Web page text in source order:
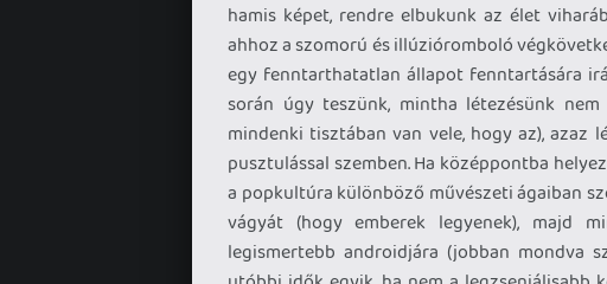
hamis képet, rendre elbukunk az élet
ahhoz a szomorú és illúzióromboló
egy fenntarthatatlan állapot fenntartására
során úgy teszünk, mintha létezésünk
mindenki tisztában van vele, hogy az), azaz
pusztulással szemben. Ha középpontba
a popkultúra különböző művészeti ágaiban
vágyát (hogy emberek legyenek), majd
legismertebb androidjára (jobban mondva